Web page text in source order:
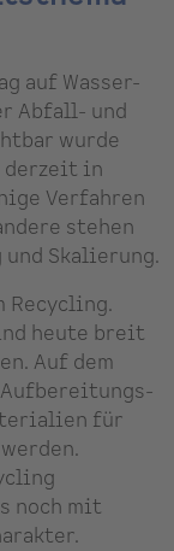
auf Wasser-
Abfall- und
wurde
derzeit in
Verfahren
stehen
Skalierung.
Recycling.
heute breit
Auf dem
für
noch mit